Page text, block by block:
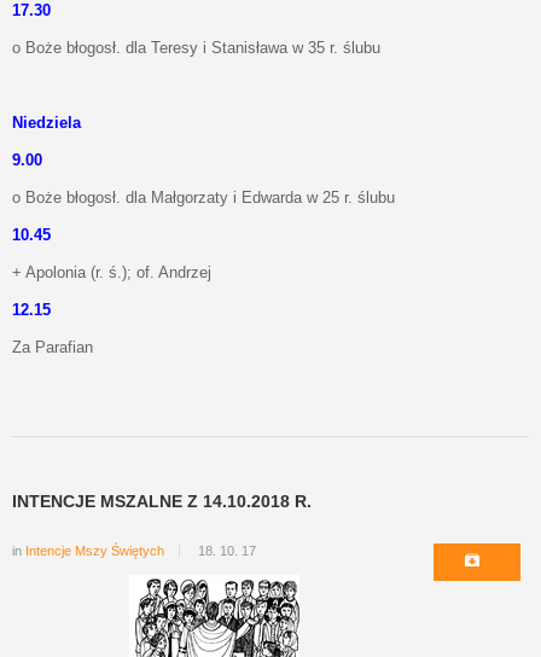
17.30
o Boże błogosł. dla Teresy i Stanisława w 35 r. ślubu
Niedziela
9.00
o Boże błogosł. dla Małgorzaty i Edwarda w 25 r. ślubu
10.45
+ Apolonia (r. ś.); of. Andrzej
12.15
Za Parafian
INTENCJE MSZALNE Z 14.10.2018 R.
in Intencje Mszy Świętych 18. 10. 17